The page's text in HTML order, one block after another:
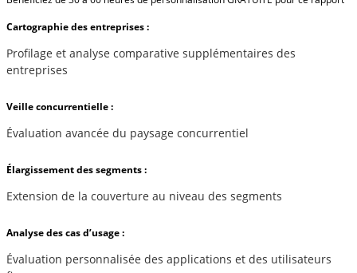
Cartographie des entreprises :
Profilage et analyse comparative supplémentaires des
entreprises
Veille concurrentielle :
Évaluation avancée du paysage concurrentiel
Élargissement des segments :
Extension de la couverture au niveau des segments
Analyse des cas d’usage :
Évaluation personnalisée des applications et des utilisateurs